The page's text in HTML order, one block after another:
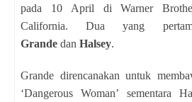
pada 10 April di Warner
California. Dua yang
Grande dan Halsey.
Grande direncanakan untuk
‘Dangerous Woman’ sementara